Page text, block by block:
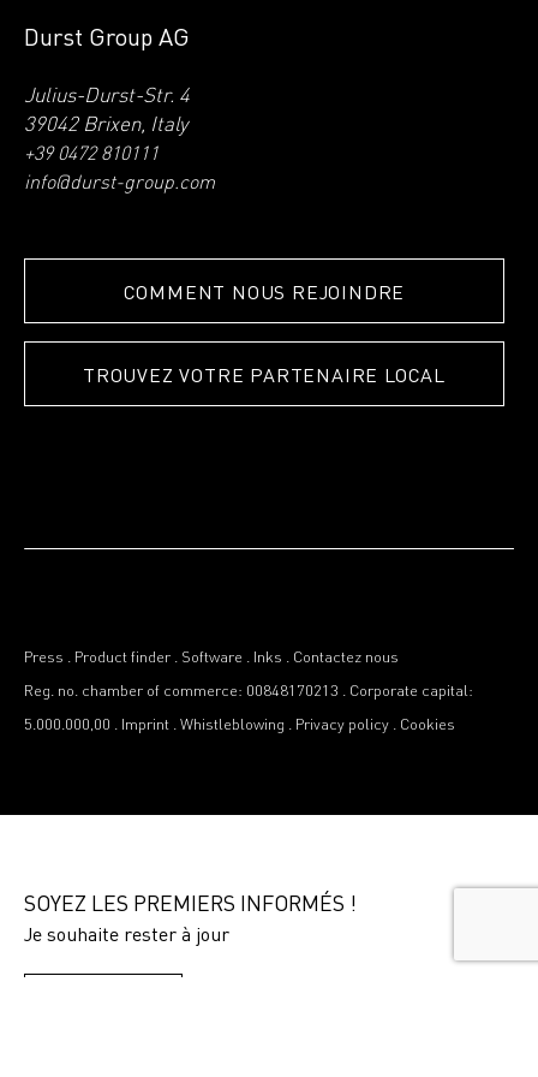
Durst Group AG
Julius-Durst-Str. 4
39042 Brixen, Italy
+39 0472 810111
info@durst-group.com
COMMENT NOUS REJOINDRE
TROUVEZ VOTRE PARTENAIRE LOCAL
Press . Product finder . Software . Inks . Contactez nous
Reg. no. chamber of commerce: 00848170213 . Corporate capital:
5.000.000,00 . Imprint . Whistleblowing . Privacy policy . Cookies
SOYEZ LES PREMIERS INFORMÉS !
Je souhaite rester à jour